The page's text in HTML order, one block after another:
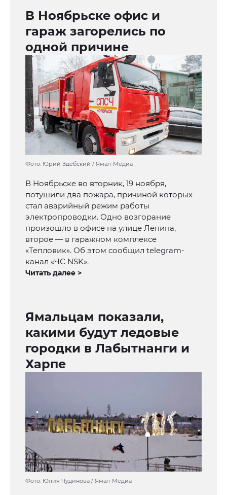
В Ноябрьске офис и
гараж загорелись по
одной причине
Фото: Юрий Здебский / Ямал-Медиа
В Ноябрьске во вторник, 19 ноября,
потушили два пожара, причиной которых
стал аварийный режим работы
электропроводки. Одно возгорание
произошло в офисе на улице Ленина,
второе — в гаражном комплексе
«Тепловик». Об этом сообщил telegram-
канал «ЧС NSK».
Читать далее >
Ямальцам показали,
какими будут ледовые
городки в Лабытнанги и
Харпе
Фото: Юлия Чудинова / Ямал-Медиа